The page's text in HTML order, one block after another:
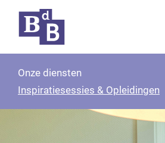
Onze diensten
Inspiratiesessies & Opleidingen